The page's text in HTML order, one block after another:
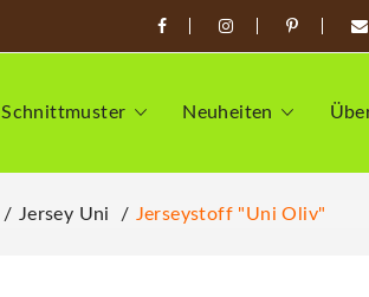
Schnittmuster Neuheiten
Jersey Uni Jerseystoff "Uni Oliv"